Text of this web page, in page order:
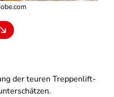
der teuren Treppenlift-